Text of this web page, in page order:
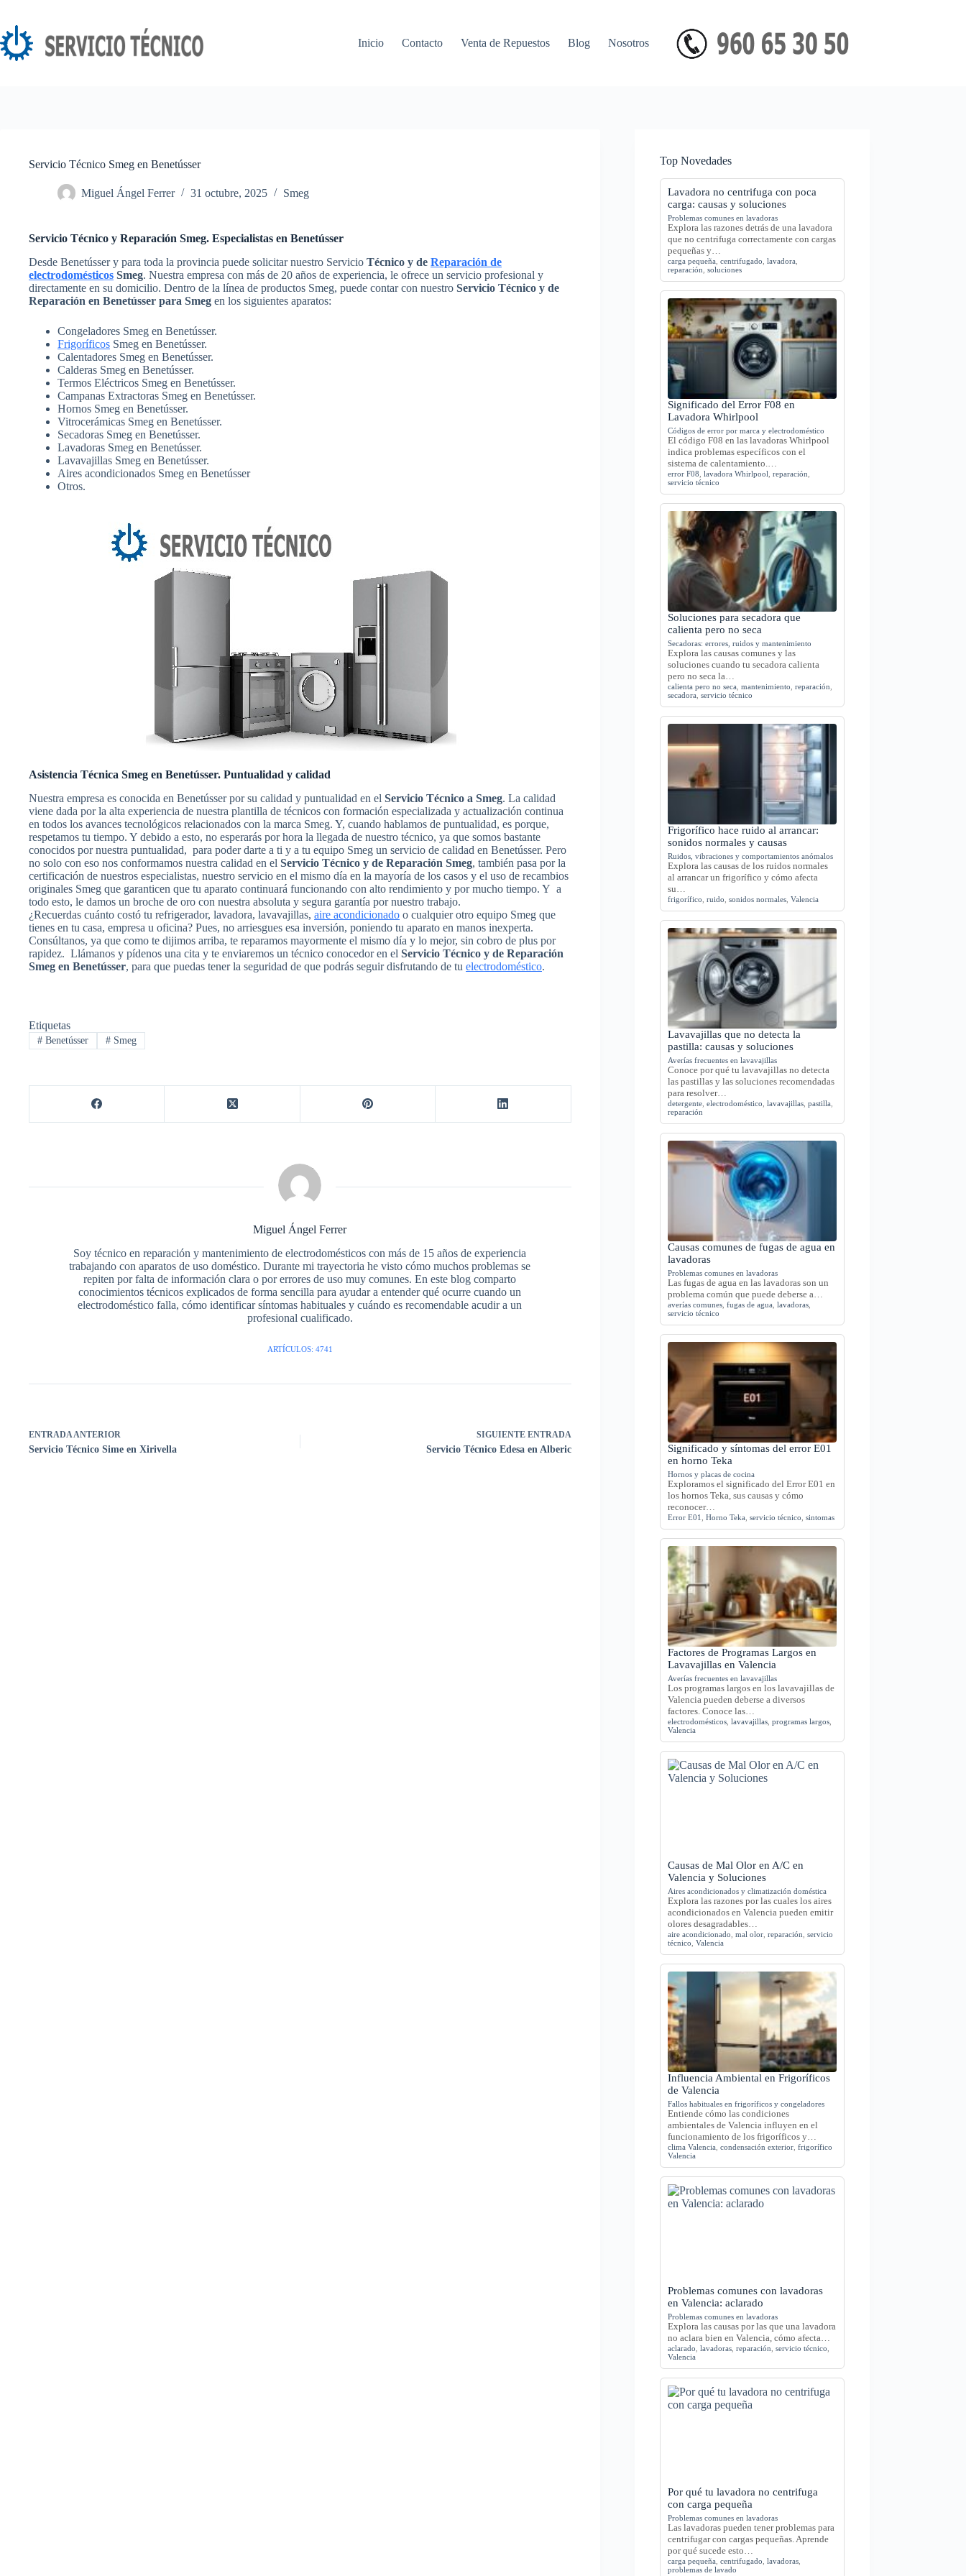
contenido
Inicio
Contacto Venta de Repuestos Blog Nosotros
Servicio Técnico Smeg en Benetússer
Miguel Ángel Ferrer 31 octubre, 2025 Smeg
Servicio Técnico y Reparación Smeg. Especialistas en Benetússer
Desde Benetússer y para toda la provincia puede solicitar nuestro Servicio Técnico y de Reparación de
electrodomésticos Smeg. Nuestra empresa con más de 20 años de experiencia, le ofrece un servicio profesional y
directamente en su domicilio. Dentro de la línea de productos Smeg, puede contar con nuestro Servicio Técnico y de
Reparación en Benetússer para Smeg en los siguientes aparatos:
Congeladores Smeg en Benetússer.
Frigoríficos Smeg en Benetússer.
Calentadores Smeg en Benetússer.
Calderas Smeg en Benetússer.
Termos Eléctricos Smeg en Benetússer.
Campanas Extractoras Smeg en Benetússer.
Hornos Smeg en Benetússer.
Vitrocerámicas Smeg en Benetússer.
Secadoras Smeg en Benetússer.
Lavadoras Smeg en Benetússer.
Lavavajillas Smeg en Benetússer.
Aires acondicionados Smeg en Benetússer
Otros.
Asistencia Técnica Smeg en Benetússer. Puntualidad y calidad
Nuestra empresa es conocida en Benetússer por su calidad y puntualidad en el Servicio Técnico a Smeg. La calidad
viene dada por la alta experiencia de nuestra plantilla de técnicos con formación especializada y actualización continua
en todos los avances tecnológicos relacionados con la marca Smeg. Y, cuando hablamos de puntualidad, es porque,
respetamos tu tiempo. Y debido a esto, no esperarás por hora la llegada de nuestro técnico, ya que somos bastante
conocidos por nuestra puntualidad, para poder darte a ti y a tu equipo Smeg un servicio de calidad en Benetússer. Pero
no solo con eso nos conformamos nuestra calidad en el Servicio Técnico y de Reparación Smeg, también pasa por la
certificación de nuestros especialistas, nuestro servicio en el mismo día en la mayoría de los casos y el uso de recambios
originales Smeg que garanticen que tu aparato continuará funcionando con alto rendimiento y por mucho tiempo. Y a
todo esto, le damos un broche de oro con nuestra absoluta y segura garantía por nuestro trabajo.
¿Recuerdas cuánto costó tu refrigerador, lavadora, lavavajillas, aire acondicionado o cualquier otro equipo Smeg que
tienes en tu casa, empresa u oficina? Pues, no arriesgues esa inversión, poniendo tu aparato en manos inexperta.
Consúltanos, ya que como te dijimos arriba, te reparamos mayormente el mismo día y lo mejor, sin cobro de plus por
rapidez. Llámanos y pídenos una cita y te enviaremos un técnico conocedor en el Servicio Técnico y de Reparación
Smeg en Benetússer, para que puedas tener la seguridad de que podrás seguir disfrutando de tu electrodoméstico.
Etiquetas
#Benetússer #Smeg
Miguel Ángel Ferrer
Soy técnico en reparación y mantenimiento de electrodomésticos con más de 15 años de experiencia
trabajando con aparatos de uso doméstico. Durante mi trayectoria he visto cómo muchos problemas se
repiten por falta de información clara o por errores de uso muy comunes. En este blog comparto
conocimientos técnicos explicados de forma sencilla para ayudar a entender qué ocurre cuando un
electrodoméstico falla, cómo identificar síntomas habituales y cuándo es recomendable acudir a un
profesional cualificado.
ARTÍCULOS: 4741
ENTRADA ANTERIOR
Servicio Técnico Sime en Xirivella
SIGUIENTE ENTRADA
Servicio Técnico Edesa en Alberic
Top Novedades
Lavadora no centrifuga con poca
carga: causas y soluciones
Problemas comunes en lavadoras
Explora las razones detrás de una lavadora
que no centrifuga correctamente con cargas
pequeñas y…
carga pequeña ,centrifugado ,lavadora
reparación ,soluciones
Significado del Error F08 en
Lavadora Whirlpool
Códigos de error por marca y electrodoméstico
El código F08 en las lavadoras Whirlpool
indica problemas específicos con el
sistema de calentamiento.…
error F08 ,lavadora Whirlpool ,reparación
servicio técnico
Soluciones para secadora que
calienta pero no seca
Secadoras: errores, ruidos y mantenimiento
Explora las causas comunes y las
soluciones cuando tu secadora calienta
pero no seca la…
calienta pero no seca ,mantenimiento ,reparación
secadora ,servicio técnico
Frigorífico hace ruido al arrancar:
sonidos normales y causas
Ruidos, vibraciones y comportamientos anómalos
Explora las causas de los ruidos normales
al arrancar un frigorífico y cómo afecta
su…
frigorífico ,ruido ,sonidos normales ,Valencia
Lavavajillas que no detecta la
pastilla: causas y soluciones
Averías frecuentes en lavavajillas
Conoce por qué tu lavavajillas no detecta
las pastillas y las soluciones recomendadas
para resolver…
detergente ,electrodoméstico ,lavavajillas ,pastilla
reparación
Causas comunes de fugas de agua en
lavadoras
Problemas comunes en lavadoras
Las fugas de agua en las lavadoras son un
problema común que puede deberse a…
averías comunes ,fugas de agua ,lavadoras
servicio técnico
Significado y síntomas del error E01
en horno Teka
Hornos y placas de cocina
Exploramos el significado del Error E01 en
los hornos Teka, sus causas y cómo
reconocer…
Error E01 ,Horno Teka ,servicio técnico ,sintomas
Factores de Programas Largos en
Lavavajillas en Valencia
Averías frecuentes en lavavajillas
Los programas largos en los lavavajillas de
Valencia pueden deberse a diversos
factores. Conoce las…
electrodomésticos ,lavavajillas ,programas largos
Valencia
Causas de Mal Olor en A/C en
Valencia y Soluciones
Aires acondicionados y climatización doméstica
Explora las razones por las cuales los aires
acondicionados en Valencia pueden emitir
olores desagradables…
aire acondicionado ,mal olor ,reparación ,servicio
técnico ,Valencia
Influencia Ambiental en Frigoríficos
de Valencia
Fallos habituales en frigoríficos y congeladores
Entiende cómo las condiciones
ambientales de Valencia influyen en el
funcionamiento de los frigoríficos y…
clima Valencia ,condensación exterior ,frigorífico
Valencia
Problemas comunes con lavadoras
en Valencia: aclarado
Problemas comunes en lavadoras
Explora las causas por las que una lavadora
no aclara bien en Valencia, cómo afecta…
aclarado ,lavadoras ,reparación ,servicio técnico
Valencia
Por qué tu lavadora no centrifuga
con carga pequeña
Problemas comunes en lavadoras
Las lavadoras pueden tener problemas para
centrifugar con cargas pequeñas. Aprende
por qué sucede esto…
carga pequeña ,centrifugado ,lavadoras
problemas de lavado